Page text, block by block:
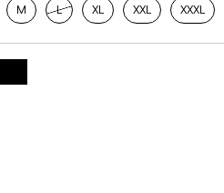
M L XL XXL XXXL